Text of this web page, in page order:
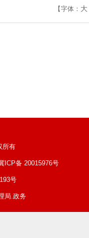
【字体： 大